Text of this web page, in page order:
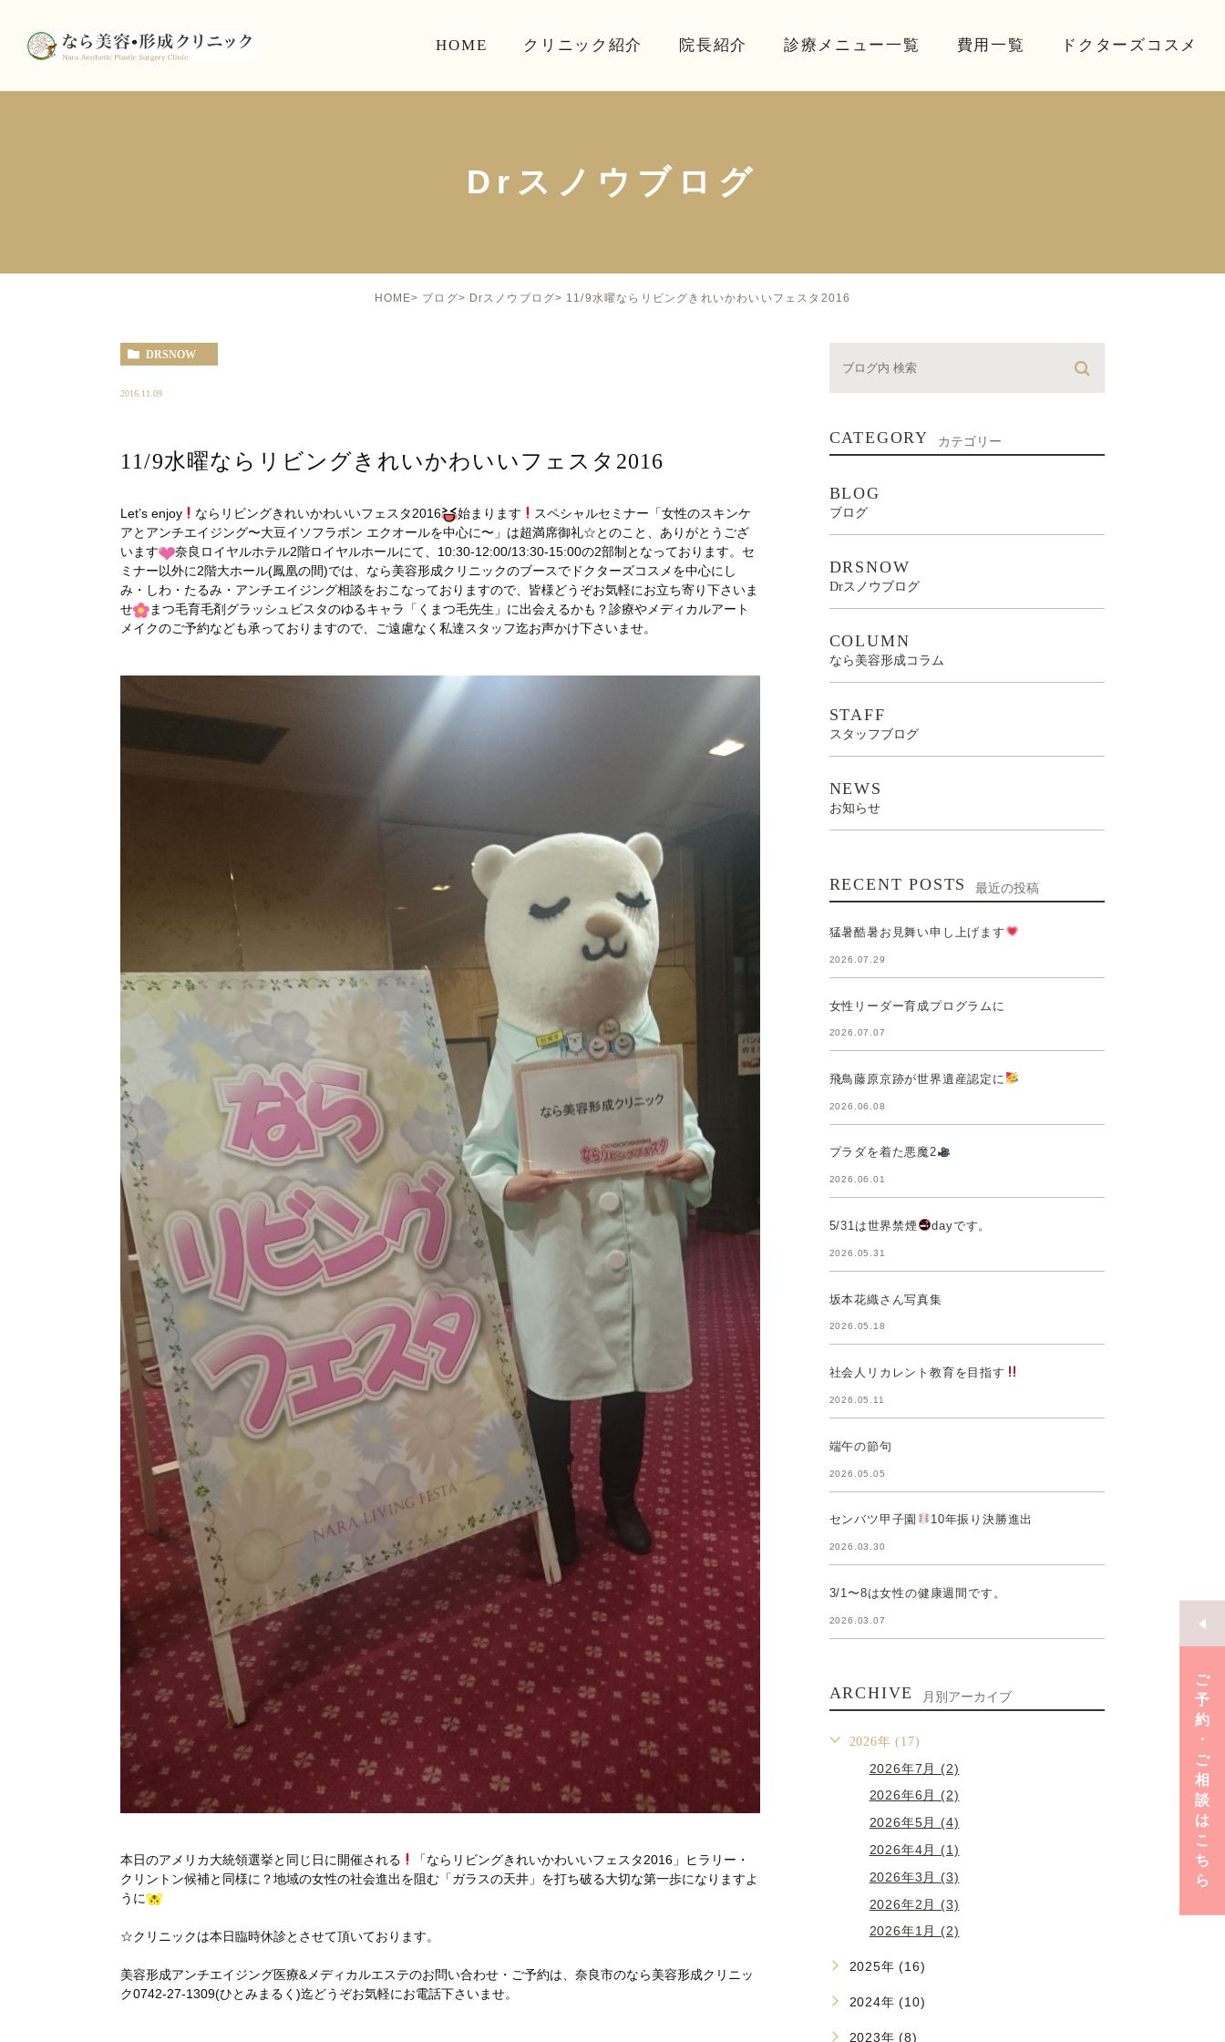
HOME クリニック紹介 院長紹介 診療メニュー一覧 費用一覧 ドクターズコスメ
ご
予
約
･
ご
相
談
は
こ
ち
ら
Drスノウブログ
HOME ブログ Drスノウブログ 11/9水曜ならリビングきれいかわいいフェスタ2016
DRSNOW
2016.11.09
11/9水曜ならリビングきれいかわいいフェスタ2016
Let’s enjoy ならリビングきれいかわいいフェスタ2016 始まります
スペシャルセミナー「女性のスキンケ
アとアンチエイジング〜大豆イソフラボン エクオールを中心に〜」は超満席御礼☆とのこと、ありがとうござ
います
奈良ロイヤルホテル2階ロイヤルホールにて、10:30-12:00/13:30-15:00の2部制となっております。セ
ミナー以外に2階大ホール(鳳凰の間)では、なら美容形成クリニックのブースでドクターズコスメを中心にし
み・しわ・たるみ・アンチエイジング相談をおこなっておりますので、皆様どうぞお気軽にお立ち寄り下さいま
せ
まつ毛育毛剤グラッシュビスタのゆるキャラ「くまつ毛先生」に出会えるかも？診療やメディカルアート
メイクのご予約なども承っておりますので、ご遠慮なく私達スタッフ迄お声かけ下さいませ。
本日のアメリカ大統領選挙と同じ日に開催される
「ならリビングきれいかわいいフェスタ2016」ヒラリー・
クリントン候補と同様に？地域の女性の社会進出を阻む「ガラスの天井」を打ち破る大切な第一歩になりますよ
うに
☆クリニックは本日臨時休診とさせて頂いております。
美容形成アンチエイジング医療&メディカルエステのお問い合わせ・ご予約は、奈良市のなら美容形成クリニッ
ク0742-27-1309(ひとみまるく)迄どうぞお気軽にお電話下さいませ。
CATEGORY カテゴリー
BLOG
ブログ
DRSNOW
Drスノウブログ
COLUMN
なら美容形成コラム
STAFF
スタッフブログ
NEWS
お知らせ
RECENT POSTS 最近の投稿
猛暑酷暑お見舞い申し上げます
2026.07.29
女性リーダー育成プログラムに
2026.07.07
飛鳥藤原京跡が世界遺産認定に
2026.06.08
プラダを着た悪魔2
2026.06.01
5/31は世界禁煙 dayです。
2026.05.31
坂本花織さん写真集
2026.05.18
社会人リカレント教育を目指す
2026.05.11
端午の節句
2026.05.05
センバツ甲子園 10年振り決勝進出
2026.03.30
3/1〜8は女性の健康週間です。
2026.03.07
ARCHIVE 月別アーカイブ
2026年 (17)
2026年7月 (2)
2026年6月 (2)
2026年5月 (4)
2026年4月 (1)
2026年3月 (3)
2026年2月 (3)
2026年1月 (2)
2025年 (16)
2024年 (10)
2023年 (8)